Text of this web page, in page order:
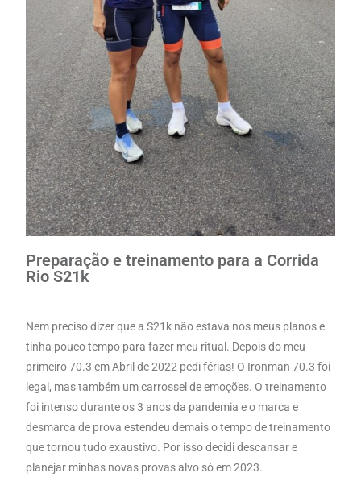
Preparação e treinamento para a Corrida
Rio S21k
Nem preciso dizer que a S21k não estava nos meus planos e
tinha pouco tempo para fazer meu ritual. Depois do meu
primeiro 70.3 em Abril de 2022 pedi férias! O Ironman 70.3 foi
legal, mas também um carrossel de emoções. O treinamento
foi intenso durante os 3 anos da pandemia e o marca e
desmarca de prova estendeu demais o tempo de treinamento
que tornou tudo exaustivo. Por isso decidi descansar e
planejar minhas novas provas alvo só em 2023.